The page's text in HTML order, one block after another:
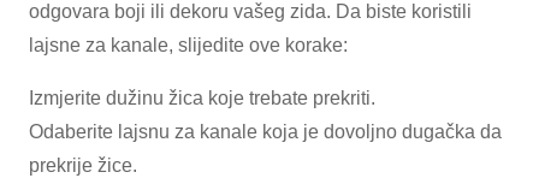
odgovara boji ili dekoru vašeg zida. Da biste koristili
lajsne za kanale, slijedite ove korake:
Izmjerite dužinu žica koje trebate prekriti.
Odaberite lajsnu za kanale koja je dovoljno dugačka da
prekrije žice.